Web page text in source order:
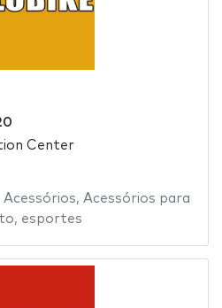
Center
Acessórios, Acessórios para
, esportes